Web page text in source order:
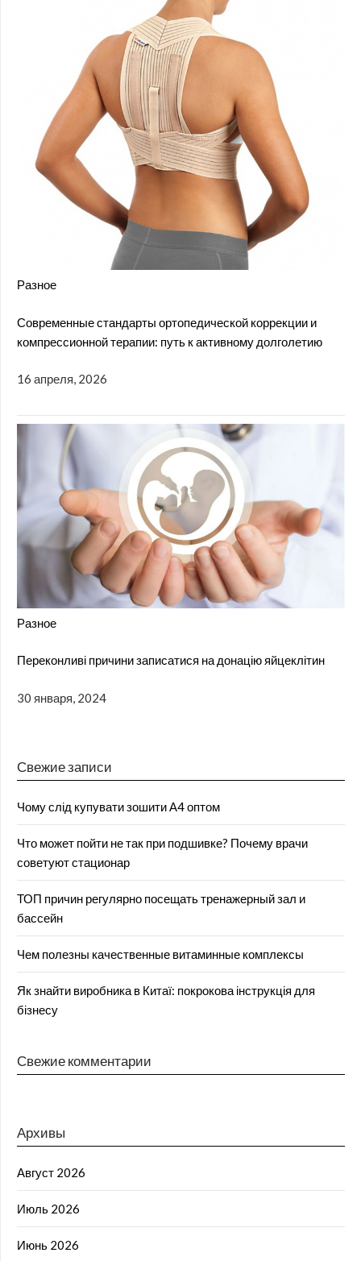
Разное
Современные стандарты ортопедической коррекции и
компрессионной терапии: путь к активному долголетию
16 апреля, 2026
Разное
Переконливі причини записатися на донацію яйцеклітин
30 января, 2024
Свежие записи
Чому слід купувати зошити А4 оптом
Что может пойти не так при подшивке? Почему врачи
советуют стационар
ТОП причин регулярно посещать тренажерный зал и
бассейн
Чем полезны качественные витаминные комплексы
Як знайти виробника в Китаї: покрокова інструкція для
бізнесу
Свежие комментарии
Архивы
Август 2026
Июль 2026
Июнь 2026